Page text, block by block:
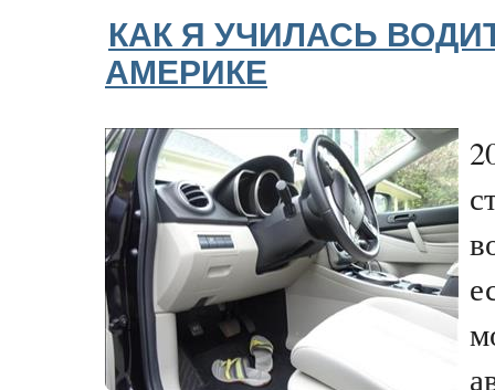
КАК Я УЧИЛАСЬ
АМЕРИКЕ